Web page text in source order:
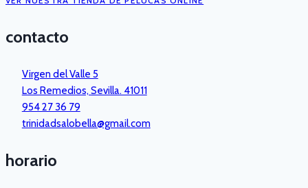
contacto
Virgen del Valle 5
Los Remedios, Sevilla. 41011
954 27 36 79
trinidadsalobella@gmail.com
horario